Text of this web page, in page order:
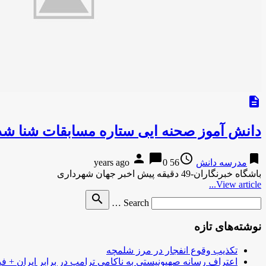
description
دانش آموز صحنه ایی ستاره مسابقات شنا
bookmark مدرسه دانش access_time
56 years ago
person chat_bubble0
باشگاه خبرنگاران-49 دقیقه پیش اخبر جهان شهرداری
View article...
Search …
search
نوشته‌های تازه
تکذیب وقوع انفجار در مرز شلمچه
اعتراف رسانه صهیونیستی به ناکامی ترامپ در برابر ایران +